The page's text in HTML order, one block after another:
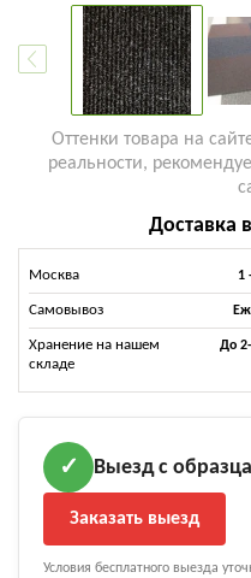
Оттенки товара на
реальности,
Доставка
Москва 1
Самовывоз
Хранение на нашем
складе
До
✓ Выезд с
Заказать выезд
Условия бесплатного выезда